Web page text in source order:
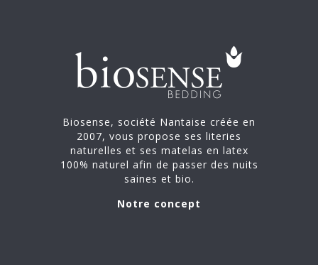
Biosense, société Nantaise créée en
2007, vous propose ses literies
naturelles et ses matelas en latex
100% naturel afin de passer des nuits
saines et bio.
Notre concept